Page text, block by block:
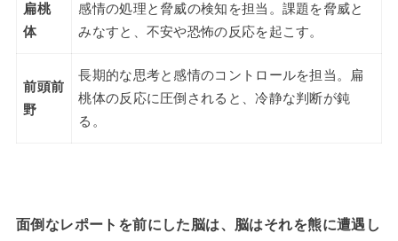
扁桃
体
感情の処理と脅威の検知を担当。課題を脅威と
みなすと、不安や恐怖の反応を起こす。
前頭前
野
長期的な思考と感情のコントロールを担当。扁
桃体の反応に圧倒されると、冷静な判断が鈍
る。
面倒なレポートを前にした脳は、脳はそれを熊に遭遇し